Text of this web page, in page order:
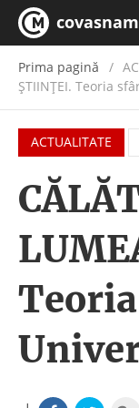
Prima pagină
ŞTIINŢEI. Teoria
ACTUALITATE